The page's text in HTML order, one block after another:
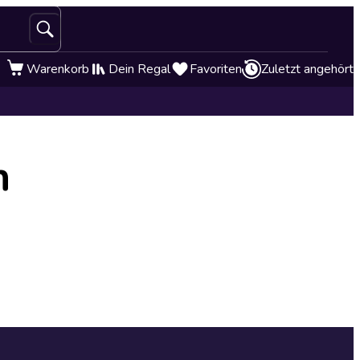
Warenkorb Dein Regal Favoriten Zuletzt angehört